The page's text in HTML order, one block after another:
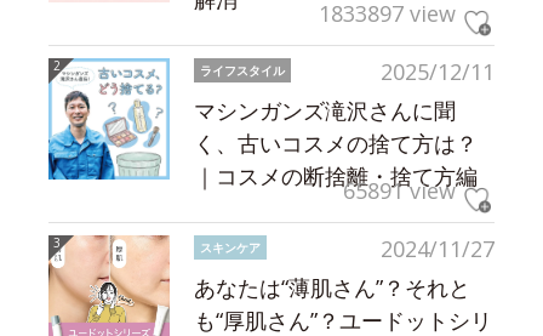
1833897 view
2025/12/11
ライフスタイル
マシンガンズ滝沢さんに聞
く、古いコスメの捨て方は？
｜コスメの断捨離・捨て方編
65891 view
2024/11/27
スキンケア
あなたは“薄肌さん”？それと
も“厚肌さん”？ユードットシリ